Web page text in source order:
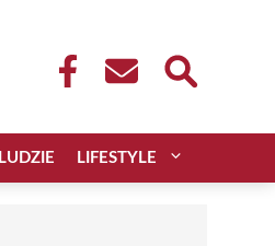
LUDZIE LIFESTYLE